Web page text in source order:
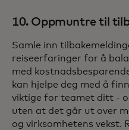
10. Oppmuntre til
Samle inn
reiseerfaringer for å
med
kan hjelpe deg med å
viktige for teamet ditt -
uten at det går ut over
og virksomhetens vekst.